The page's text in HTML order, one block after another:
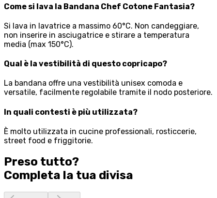
Come si lava la Bandana Chef Cotone Fantasia?
Si lava in lavatrice a massimo 60°C. Non candeggiare,
non inserire in asciugatrice e stirare a temperatura
media (max 150°C).
Qual è la vestibilità di questo copricapo?
La bandana offre una vestibilità unisex comoda e
versatile, facilmente regolabile tramite il nodo posteriore.
In quali contesti è più utilizzata?
È molto utilizzata in cucine professionali, rosticcerie,
street food e friggitorie.
Preso tutto?
Completa la tua divisa